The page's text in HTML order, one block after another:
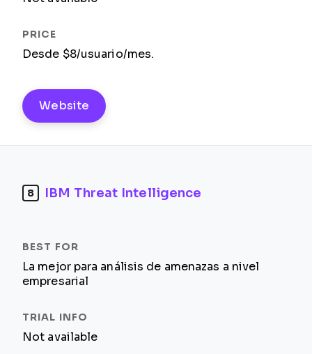
Desde $8/usuario/mes.
Website
8 IBM Threat Intelligence
La mejor para análisis de amenazas a nivel
empresarial
Not available